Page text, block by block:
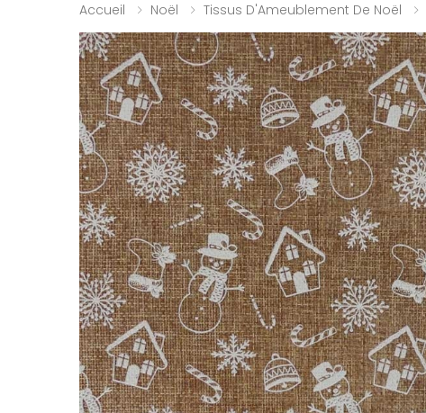
Accueil Noël Tissus D'Ameublement De Noël